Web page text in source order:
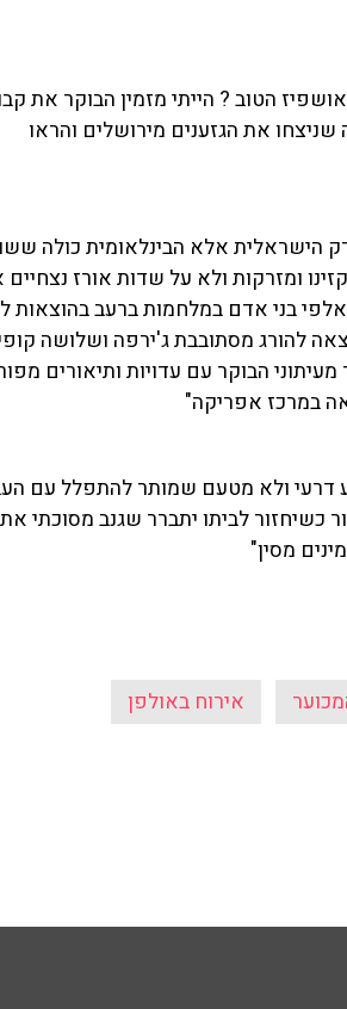
הטוב ? הייתי מזמין הבוקר את
את הגזענים מירושלים והראו
הישראלית אלא הבינלאומית כולה
ומזרקות ולא על שדות אורז נצחיים
בני אדם במלחמות ברעב בהוצאות
להורג מסתובבת ג'ירפה ושלושה
הבוקר עם עדויות ותיאורים
במרכז אפריקה"
ולא מטעם שמותר להתפלל עם
כשיחזור לביתו יתברר שגנב מסוכתי
מסין"
אירוח באולפן